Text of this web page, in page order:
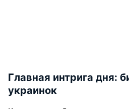
Главная интрига дня:
украинок